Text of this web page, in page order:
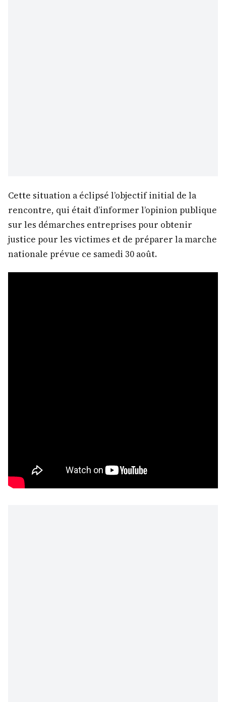
Cette situation a éclipsé l’objectif initial de la
rencontre, qui était d’informer l’opinion publique
sur les démarches entreprises pour obtenir
justice pour les victimes et de préparer la marche
nationale prévue ce samedi 30 août.